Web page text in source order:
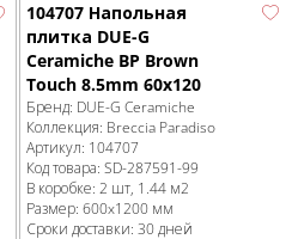
104707 Напольная
плитка DUE-G
Ceramiche BP Brown
Touch 8.5mm 60x120
Бренд: DUE-G Ceramiche
Коллекция: Breccia Paradiso
Артикул: 104707
Код товара: SD-287591-99
В коробке: 2 шт, 1.44 м2
Размер: 600x1200 мм
Сроки доставки: 30 дней